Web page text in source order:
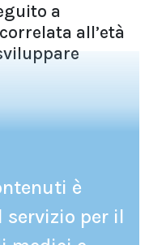
a
all’età
è
servizio per il